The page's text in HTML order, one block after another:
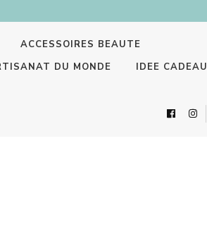
ACCESSOIRES BEAUTE
DU MONDE
IDEE CADEAU